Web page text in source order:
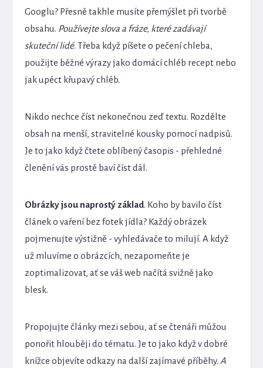
Googlu? Přesně takhle musíte přemýšlet při tvorbě
obsahu. Používejte slova a fráze, které zadávají
skuteční lidé. Třeba když píšete o pečení chleba,
použijte běžné výrazy jako domácí chléb recept nebo
jak upéct křupavý chléb.
Nikdo nechce číst nekonečnou zeď textu. Rozdělte
obsah na menší, stravitelné kousky pomocí nadpisů.
Je to jako když čtete oblíbený časopis - přehledné
členění vás prostě baví číst dál.
Obrázky jsou naprostý základ. Koho by bavilo číst
článek o vaření bez fotek jídla? Každý obrázek
pojmenujte výstižně - vyhledávače to milují. A když
už mluvíme o obrázcích, nezapomeňte je
zoptimalizovat, ať se váš web načítá svižně jako
blesk.
Propojujte články mezi sebou, ať se čtenáři můžou
ponořit hlouběji do tématu. Je to jako když v dobré
knížce objevíte odkazy na další zajímavé příběhy. A